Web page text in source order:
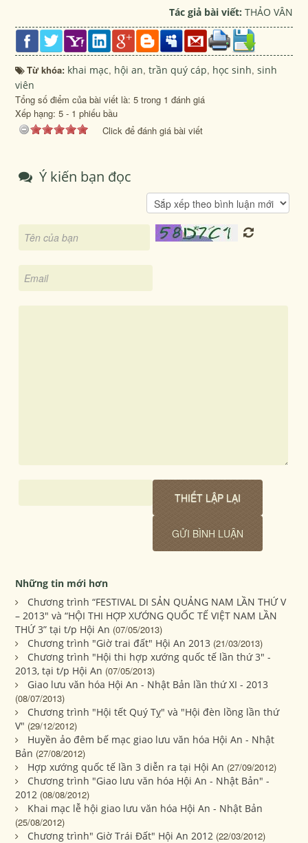
Tác giả bài viết: THẢO VÂN
Từ khóa: khai mạc, hội an,trần quý cáp, học sinh,sinh
viên
Tổng số điểm của bài viết là: 5 trong 1 đánh giá
Xếp hạng:5 - 1 phiếu bầu
Click để đánh giá bài viết
Ý kiến bạn đọc
Những tin mới hơn
Chương trình “FESTIVAL DI SẢN QUẢNG NAM LẦN THỨ V
– 2013" và “HỘI THI HỢP XƯỚNG QUỐC TẾ VIỆT NAM LẦN
THỨ 3” tại t/p Hội An (07/05/2013)
Chương trình "Giờ trai đất" Hội An 2013 (21/03/2013)
Chương trình "Hội thi hợp xướng quốc tế lần thứ 3" -
2013, tại t/p Hội An (07/05/2013)
Giao lưu văn hóa Hội An - Nhật Bản lần thứ XI - 2013
(08/07/2013)
Chương trình "Hội tết Quý Tỵ" và "Hội đèn lồng lần thứ
V" (29/12/2012)
Huyền ảo đêm bế mạc giao lưu văn hóa Hội An - Nhật
Bản (27/08/2012)
Hợp xướng quốc tế lần 3 diễn ra tại Hội An (27/09/2012)
Chương trình "Giao lưu văn hóa Hội An - Nhật Bản" -
2012 (08/08/2012)
Khai mạc lễ hội giao lưu văn hóa Hội An - Nhật Bản
(25/08/2012)
Chương trình" Giờ Trái Đất" Hội An 2012 (22/03/2012)